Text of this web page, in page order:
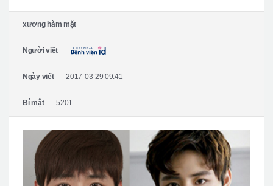
Phẫu thuật an toàn
Real Selfie Review
xương hàm mặt
Người viết
Ngày viết 2017-03-29 09:41
Bí mật 5201